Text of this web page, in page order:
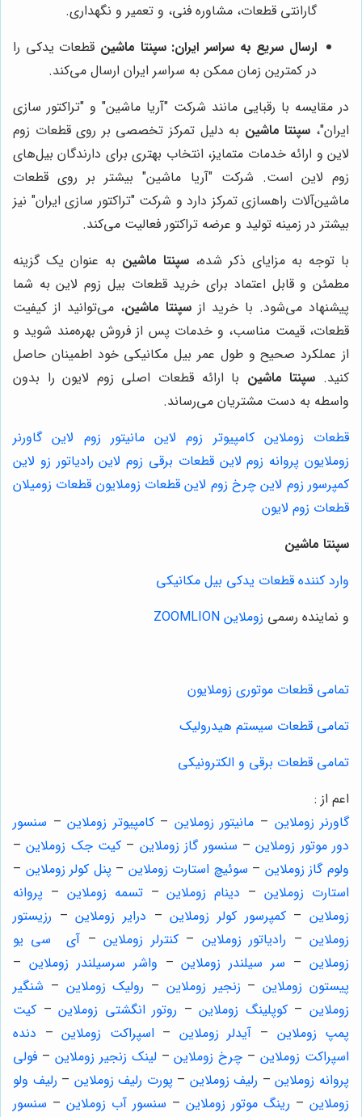
گارانتی قطعات، مشاوره فنی، و تعمیر و نگهداری.
ارسال سریع به سراسر ایران: سپنتا ماشین قطعات یدکی را
در کمترین زمان ممکن به سراسر ایران ارسال می‌کند.
در مقایسه با رقبایی مانند شرکت "آریا ماشین" و "تراکتور سازی
ایران"، سپنتا ماشین به دلیل تمرکز تخصصی بر روی قطعات زوم
لاین و ارائه خدمات متمایز، انتخاب بهتری برای دارندگان بیل‌های
زوم لاین است. شرکت "آریا ماشین" بیشتر بر روی قطعات
ماشین‌آلات راهسازی تمرکز دارد و شرکت "تراکتور سازی ایران" نیز
بیشتر در زمینه تولید و عرضه تراکتور فعالیت می‌کند.
با توجه به مزایای ذکر شده، سپنتا ماشین به عنوان یک گزینه
مطمئن و قابل اعتماد برای خرید قطعات بیل زوم لاین به شما
پیشنهاد می‌شود. با خرید از سپنتا ماشین، می‌توانید از کیفیت
قطعات، قیمت مناسب، و خدمات پس از فروش بهره‌مند شوید و
از عملکرد صحیح و طول عمر بیل مکانیکی خود اطمینان حاصل
کنید. سپنتا ماشین با ارائه قطعات اصلی زوم لایون را بدون
واسطه به دست مشتریان می‌رساند.
قطعات زوملاین کامپیوتر زوم لاین مانیتور زوم لاین گاورنر
زوملایون پروانه زوم لاین قطعات برقی زوم لاین رادیاتور زو لاین
کمپرسور زوم لاین چرخ زوم لاین قطعات زوملایون قطعات زومیلان
قطعات زوم لایون
سپنتا ماشین
وارد کننده قطعات یدکی بیل مکانیکی
و نماینده رسمی زوملاین ZOOMLION
تمامی قطعات موتوری زوملایون
تمامی قطعات سیستم هیدرولیک
تمامی قطعات برقی و الکترونیکی
اعم از :
گاورنر زوملاین – مانیتور زوملاین –کامپیوتر زوملاین– سنسور
دور موتور زوملاین– سنسور گاز زوملاین – کیت جک زوملاین–
ولوم گاز زوملاین – سوئیچ استارت زوملاین – پنل کولر زوملاین –
استارت زوملاین– دینام زوملاین–تسمه زوملاین – پروانه
زوملاین–کمپرسور کولر زوملاین– درایر زوملاین– رزیستور
زوملاین– رادیاتور زوملاین –کنترلر زوملاین– آی سی یو
زوملاین– سر سیلندر زوملاین– واشر سرسیلندر زوملاین –
پیستون زوملاین– زنجیر زوملاین – رولیک زوملاین – شنگیر
زوملاین–کوپلینگ زوملاین– روتور انگشتی زوملاین– کیت
پمپ زوملاین – آیدلر زوملاین –اسپراکت زوملاین– دنده
اسپراکت زوملاین– چرخ زوملاین–لینک زنجیر زوملاین – فولی
پروانه زوملاین– رلیف زوملاین – پورت رلیف زوملاین – رلیف ولو
زوملاین – رینگ موتور زوملاین – سنسور آب زوملاین – سنسور